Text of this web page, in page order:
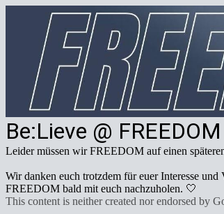
Be:Lieve @
Leider müssen wir FREEDOM auf einen
Wir danken euch trotzdem für euer Interesse
FREEDOM bald mit euch nachzuholen. 🤍
This content is neither created nor endorsed by